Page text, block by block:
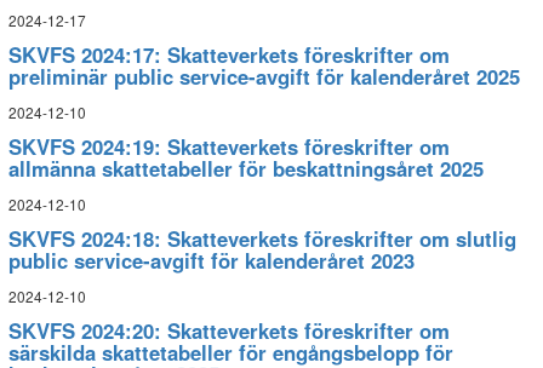
2024-12-17
SKVFS 2024:17: Skatteverkets föreskrifter om
preliminär public service-avgift för kalenderåret 2025
2024-12-10
SKVFS 2024:19: Skatteverkets föreskrifter om
allmänna skattetabeller för beskattningsåret 2025
2024-12-10
SKVFS 2024:18: Skatteverkets föreskrifter om slutlig
public service-avgift för kalenderåret 2023
2024-12-10
SKVFS 2024:20: Skatteverkets föreskrifter om
särskilda skattetabeller för engångsbelopp för